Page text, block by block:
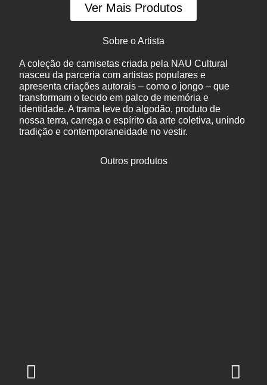
Ver Mais Produtos
Sobre o Artista
A coleção de camisetas criada pela NAU Cultural
nasceu da parceria com artistas populares e
apresenta criações autorais – como o jongo – que
transformam o tecido em palco de memória e
identidade. A trama leve do algodão, produto de
nossa terra, carrega o espírito da arte coletiva, unindo
tradição e contemporaneidade no vestir.
Outros produtos